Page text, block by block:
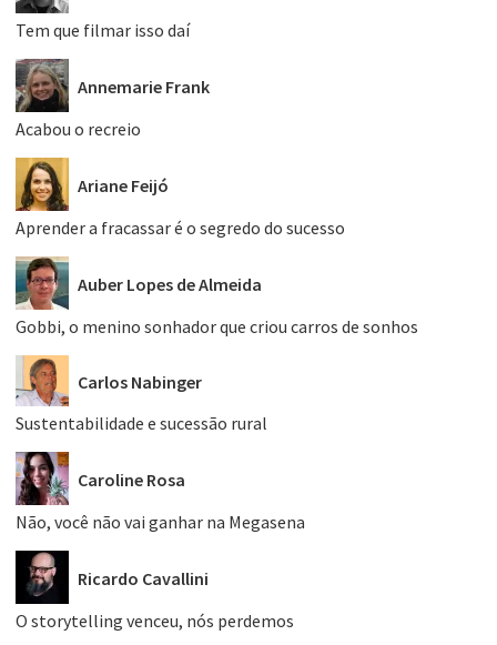
Tem que filmar isso daí
Annemarie Frank
Acabou o recreio
Ariane Feijó
Aprender a fracassar é o segredo do sucesso
Auber Lopes de Almeida
Gobbi, o menino sonhador que criou carros de sonhos
Carlos Nabinger
Sustentabilidade e sucessão rural
Caroline Rosa
Não, você não vai ganhar na Megasena
Ricardo Cavallini
O storytelling venceu, nós perdemos